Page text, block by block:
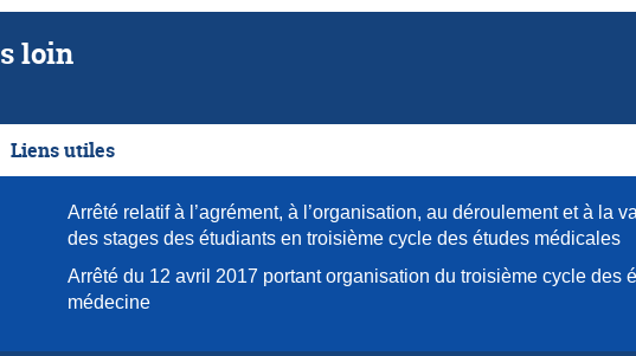
loin
Liens utiles
Arrêté relatif à l’agrément, à l’organisation, au déroulement et à la
des stages des étudiants en troisième cycle des études médicales
Arrêté du 12 avril 2017 portant organisation du troisième cycle des
médecine